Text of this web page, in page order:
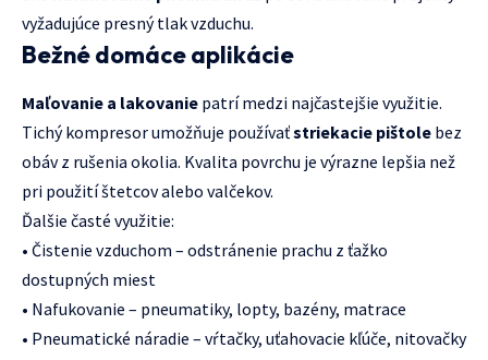
vyžadujúce presný tlak vzduchu.
Bežné domáce aplikácie
Maľovanie a lakovanie patrí medzi najčastejšie využitie.
Tichý kompresor umožňuje používaťstriekacie pištole bez
obáv z rušenia okolia. Kvalita povrchu je výrazne lepšia než
pri použití štetcov alebo valčekov.
Ďalšie časté využitie:
• Čistenie vzduchom – odstránenie prachu z ťažko
dostupných miest
• Nafukovanie – pneumatiky, lopty, bazény, matrace
• Pneumatické náradie – vŕtačky, uťahovacie kľúče, nitovačky